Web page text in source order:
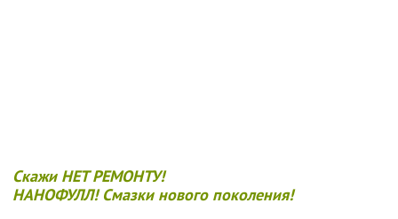
Скажи НЕТ РЕМОНТУ!
НАНОФУЛЛ! Смазки нового поколения!